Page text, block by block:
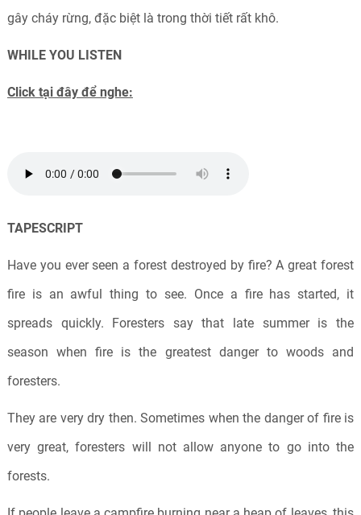
gây cháy rừng, đặc biệt là trong thời tiết rất khô.
WHILE YOU LISTEN
Click tại đây để nghe:
TAPESCRIPT
Have you ever seen a forest destroyed by fire? A great forest
fire is an awful thing to see. Once a fire has started, it
spreads quickly. Foresters say that late summer is the
season when fire is the greatest danger to woods and
foresters.
They are very dry then. Sometimes when the danger of fire is
very great, foresters will not allow anyone to go into the
forests.